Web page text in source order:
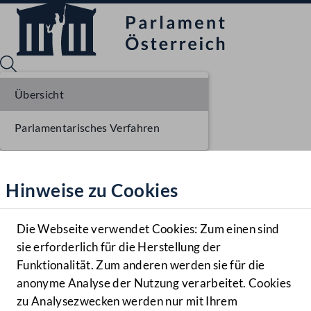
Hilfe
Benutzer
Navigationsmenü öffnen
MENÜ
Hinweise zu Cookies
Die Webseite verwendet Cookies: Zum einen sind
sie erforderlich für die Herstellung der
Funktionalität. Zum anderen werden sie für die
anonyme Analyse der Nutzung verarbeitet. Cookies
zu Analysezwecken werden nur mit Ihrem
Übersicht
Parlamentarisches Verfahren